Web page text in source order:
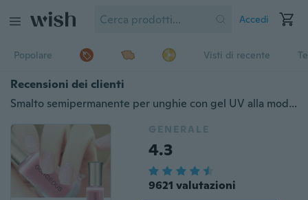
Accedi
Popolare Visti di recente
Recensioni dei clienti
Smalto semipermanente per unghie con gel UV alla moda per donna
GENERALE
4.3
9621 valutazioni